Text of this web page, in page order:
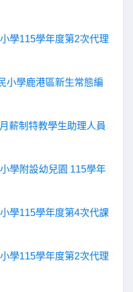
學115學年度第2次代理
小學鹿港區新生常態編
薪制特教學生助理人員
學附設幼兒園 115學年
學115學年度第4次代課
學115學年度第2次代理